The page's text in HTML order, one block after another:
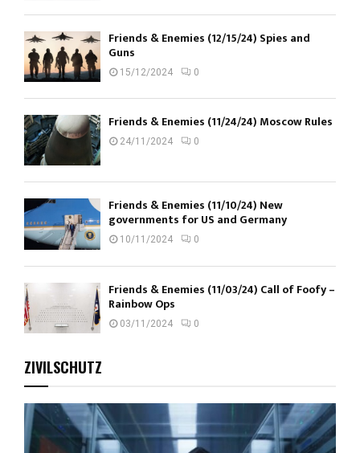
Friends & Enemies (12/15/24) Spies and
Guns
15/12/2024 0
Friends & Enemies (11/24/24) Moscow Rules
24/11/2024 0
Friends & Enemies (11/10/24) New
governments for US and Germany
10/11/2024 0
Friends & Enemies (11/03/24) Call of Foofy –
Rainbow Ops
03/11/2024 0
ZIVILSCHUTZ